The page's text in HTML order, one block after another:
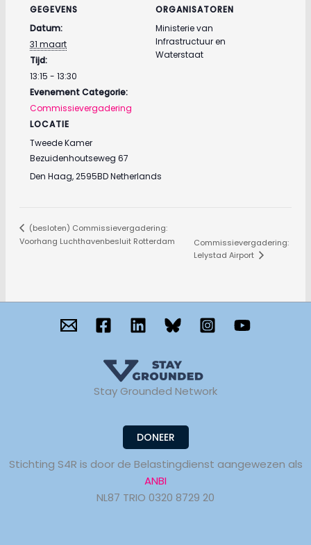
GEGEVENS
Datum:
31 maart
Tijd:
13:15 - 13:30
Evenement Categorie:
Commissievergadering
LOCATIE
Tweede Kamer
Bezuidenhoutseweg 67
Den Haag,2595BDNetherlands
ORGANISATOREN
Ministerie van
Infrastructuur en
Waterstaat
(besloten) Commissievergadering:
Voorhang Luchthavenbesluit Rotterdam
Commissievergadering:
Lelystad Airport
Stay Grounded Network
DONEER
Stichting S4R is door de Belastingdienst aangewezen als
ANBI
NL87 TRIO 0320 8729 20